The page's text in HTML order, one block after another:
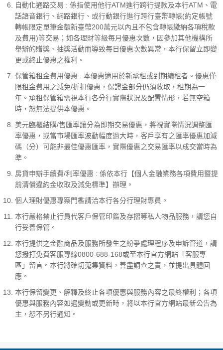
自動化通路交易 : 係指使用他行ATM進行跨行提款及本行ATM、電
話語音銀行、網路銀行、或行動銀行進行跨行臺幣轉帳(約定帳號
轉帳限定單筆金額新臺幣200萬元以內且不包含轉帳繳納各項稅款
及費用)等交易；如各理財等級每月優惠次數，因參加其他機構所
舉辦的贈獎、抽獎活動而導致每日優惠次數異常，本行保留立即變
更或終止優惠之權利。
保管箱租金費用優惠 : 本優惠適用於新承租或到期續租者。優惠僅
限租金費用之減免/折扣優惠，保證金部分仍須收取，租期為一
年。承租保管箱需視本行各分行實際狀況及配置情形，若無空箱
時，恕無法提供本優惠。
美元臨櫃結購/售匯率讓分為即期交易優惠，將視實際情況調整匯
率優惠，或當市場匯率波動幅度過大時，客戶享有之匯率優惠加減
碼（分）可能非最佳優惠匯率，實際優惠之交易匯率以成交當時為
準。
房貸申辦手續費/利率優惠 : 係依本行【個人金融業務各項費用暨提
前清償違約金收取及減免標準】辦理。
個人理財優惠專案門檻請洽本行各分行理財專員。
本行嚴格禁止行員代客戶保管印鑑及存摺等私人物品服務，請您自
行妥善保管。
本行提供之金融商品及服務所發生之紛爭處理程序及申訴管道，請
您撥打免費客服專線0800-688-168或至本行官方網站「客服專
區」留言。本行將確切蒐集資料，善盡調查之責，並提出具體回
應。
本行保留變更、解釋及終止各項優惠與服務內容之最終權利；各項
優惠與服務內容如遇變動或更新時，將以本行官方網站最新公告為
主，恕不另行通知。